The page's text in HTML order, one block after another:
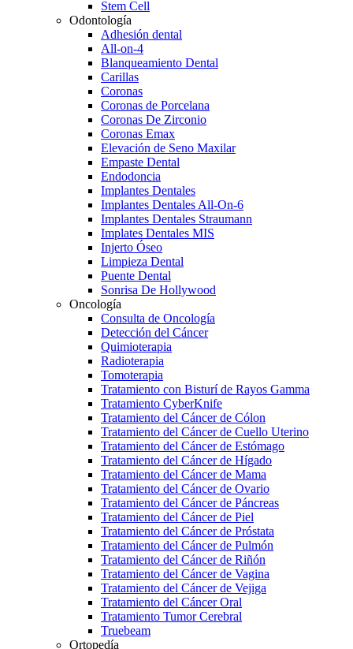
Stem Cell
Odontología
Adhesión dental
All-on-4
Blanqueamiento Dental
Carillas
Coronas
Coronas de Porcelana
Coronas De Zirconio
Coronas Emax
Elevación de Seno Maxilar
Empaste Dental
Endodoncia
Implantes Dentales
Implantes Dentales All-On-6
Implantes Dentales Straumann
Implates Dentales MIS
Injerto Óseo
Limpieza Dental
Puente Dental
Sonrisa De Hollywood
Oncología
Consulta de Oncología
Detección del Cáncer
Quimioterapia
Radioterapia
Tomoterapia
Tratamiento con Bisturí de Rayos Gamma
Tratamiento CyberKnife
Tratamiento del Cáncer de Cólon
Tratamiento del Cáncer de Cuello Uterino
Tratamiento del Cáncer de Estómago
Tratamiento del Cáncer de Hígado
Tratamiento del Cáncer de Mama
Tratamiento del Cáncer de Ovario
Tratamiento del Cáncer de Páncreas
Tratamiento del Cáncer de Piel
Tratamiento del Cáncer de Próstata
Tratamiento del Cáncer de Pulmón
Tratamiento del Cáncer de Riñón
Tratamiento del Cáncer de Vagina
Tratamiento del Cáncer de Vejiga
Tratamiento del Cáncer Oral
Tratamiento Tumor Cerebral
Truebeam
Ortopedía